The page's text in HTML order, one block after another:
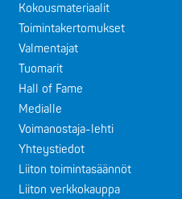
Kokousmateriaalit
Toimintakertomukset
Valmentajat
Tuomarit
Hall of Fame
Medialle
Voimanostaja-lehti
Yhteystiedot
Liiton toimintasäännöt
Liiton verkkokauppa